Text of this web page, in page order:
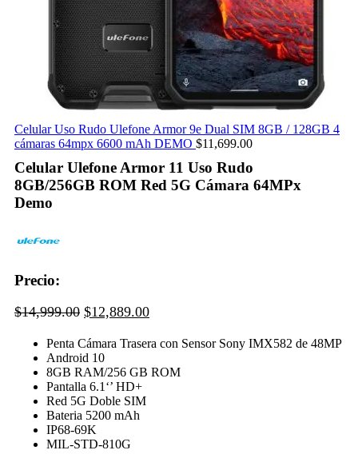
Celular Uso Rudo Ulefone Armor 9e Dual SIM 8GB / 128GB 4
cámaras 64mpx 6600 mAh DEMO $11,699.00
Celular Ulefone Armor 11 Uso Rudo
8GB/256GB ROM Red 5G Cámara 64MPx
Demo
Precio:
$14,999.00 Original
was:
$14,999.00.
$12,889.00Current
is:
Penta Cámara Trasera con Sensor Sony IMX582 de 48MP
Android 10
8GB RAM/256 GB ROM
Pantalla 6.1‘’ HD+
Red 5G Doble SIM
Bateria 5200 mAh
IP68-69K
MIL-STD-810G